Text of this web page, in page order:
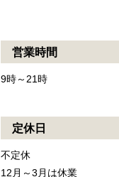
営業時間
9時～21時
定休日
不定休
12月～3月は休業